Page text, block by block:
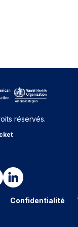
réservés.
Confidentialité